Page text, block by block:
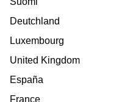
Deutchland
Luxembourg
United Kingdom
España
France